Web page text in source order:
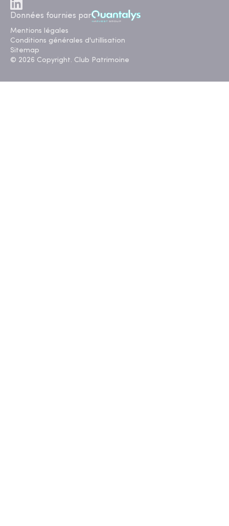
Données fournies par
Mentions légales
Conditions générales d'utillisation
Sitemap
© 2026 Copyright. Club Patrimoine